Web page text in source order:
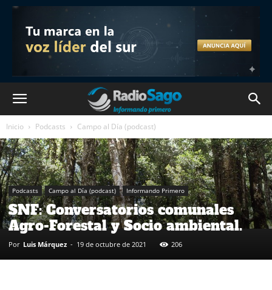
Inicio Podcasts Campo al Día (podcast)
Podcasts Campo al Día (podcast) Informando Primero
SNF: Conversatorios comunales
Agro-Forestal y Socio ambiental.
Por Luis Márquez - 19 de octubre de 2021 206